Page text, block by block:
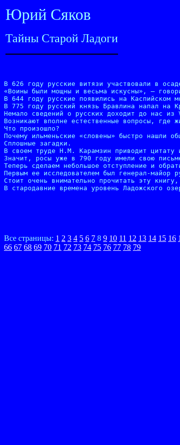
Юрий Сяков
Тайны Старой Ладоги
В 626 году русские витязи участвовали в
«Воины были мощны и весьма искусны», —
В 644 году русские появились на Каспийском
В 775 году русский князь Бравлина напал на
Немало сведений о русских доходит до нас
Возникают вполне естественные вопросы,
Что произошло?
Почему ильменьские «словены» быстро нашли
Сплошные загадки.
В своем труде Н.М. Карамзин приводит
Значит, росы уже в 790 году имели свою
Теперь сделаем небольшое отступление и
Первым ее исследователем был генерал-майор
Стоит очень внимательно прочитать эту
В стародавние времена уровень Ладожского
Все страницы: 1 2 3 4 5 6 7 8 9 10 11 12 13 14 15 16
66 67 68 69 70 71 72 73 74 75 76 77 78 79